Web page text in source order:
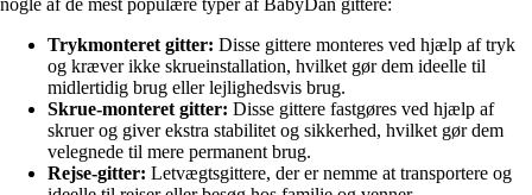
Trykmonteret gitter: Disse gittere monteres ved hjælp af tryk
og kræver ikke skrueinstallation, hvilket gør dem ideelle til
midlertidig brug eller lejlighedsvis brug.
Skrue-monteret gitter: Disse gittere fastgøres ved hjælp af
skruer og giver ekstra stabilitet og sikkerhed, hvilket gør dem
velegnede til mere permanent brug.
Rejse-gitter: Letvægtsgittere, der er nemme at transportere og